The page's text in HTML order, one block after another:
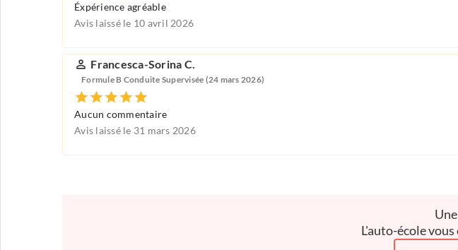
Éxpérience agréable
Avis laissé le 10 avril 2026
Francesca-Sorina C.
Formule B Conduite Supervisée (24 mars 2026)
Aucun commentaire
Avis laissé le 31 mars 2026
L'auto-école